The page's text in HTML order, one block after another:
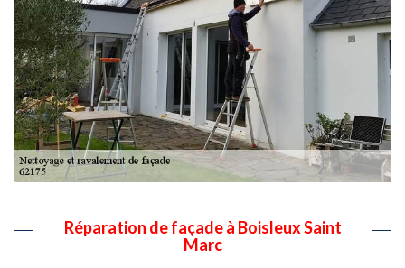
Réparation de façade à Boisleux Saint
Marc